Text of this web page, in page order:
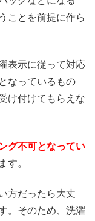
ことを前提に作ら
表示に従って対応
なっているもの
け付けてもらえな
グ不可となってい
す。
方だったら大丈
。そのため、洗濯